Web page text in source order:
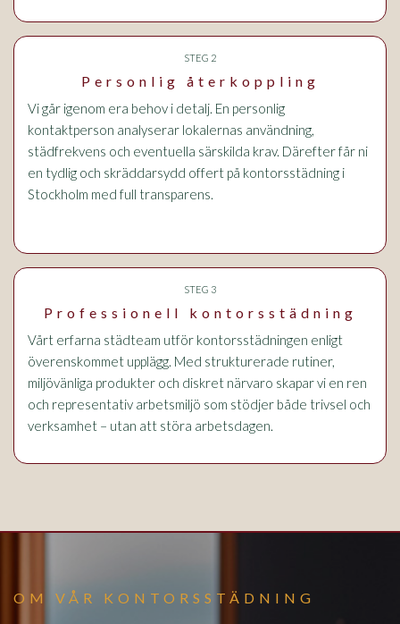
STEG 2
Personlig återkoppling
Vi går igenom era behov i detalj. En personlig
kontaktperson analyserar lokalernas användning,
städfrekvens och eventuella särskilda krav. Därefter får ni
en tydlig och skräddarsydd offert på kontorsstädning i
Stockholm med full transparens.
STEG 3
Professionell kontorsstädning
Vårt erfarna städteam utför kontorsstädningen enligt
överenskommet upplägg. Med strukturerade rutiner,
miljövänliga produkter och diskret närvaro skapar vi en ren
och representativ arbetsmiljö som stödjer både trivsel och
verksamhet – utan att störa arbetsdagen.
OM VÅR KONTORSSTÄDNING